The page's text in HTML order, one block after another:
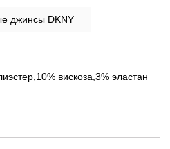
джинсы DKNY
вискоза,3% эластан